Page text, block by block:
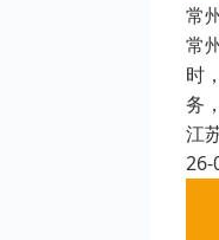
常
常
时
务
江
26-